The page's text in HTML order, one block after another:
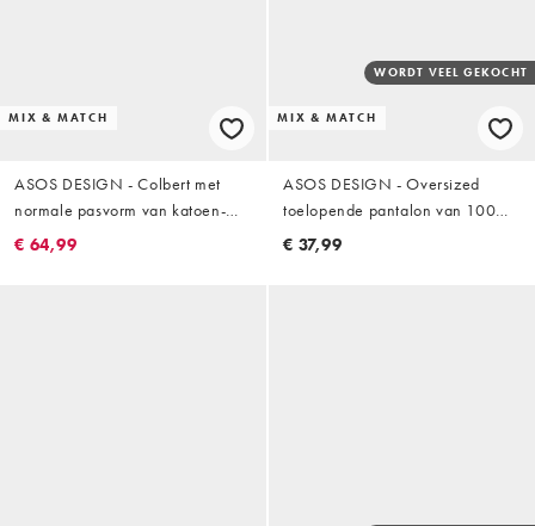
MIX & MATCH
ASOS DESIGN - Colbert met
normale pasvorm van katoen-
linnenmix in bruin
€ 64,99
MIX & MATCH
WORDT VEEL GEKOCHT
ASOS DESIGN - Oversized
toelopende pantalon van 100%
katoen met linnenlook en
€ 37,99